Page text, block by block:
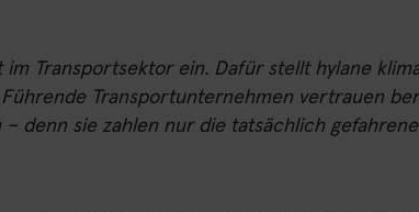
Transportsektor ein. Dafür stellt hylane
Transportunternehmen vertrauen
denn sie zahlen nur die tatsächlich